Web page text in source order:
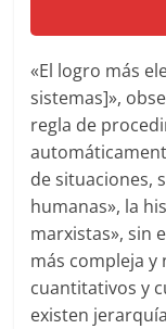
«El logro más
sistemas]»,
regla de
de situaciones,
humanas», la
marxistas», sin
más compleja
cuantitativos y
existen